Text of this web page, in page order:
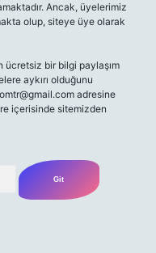
Ancak, üyelerimiz
olup, siteye üye olarak
ücretsiz bir bilgi paylaşım
aykırı olduğunu
adresine
içerisinde sitemizden